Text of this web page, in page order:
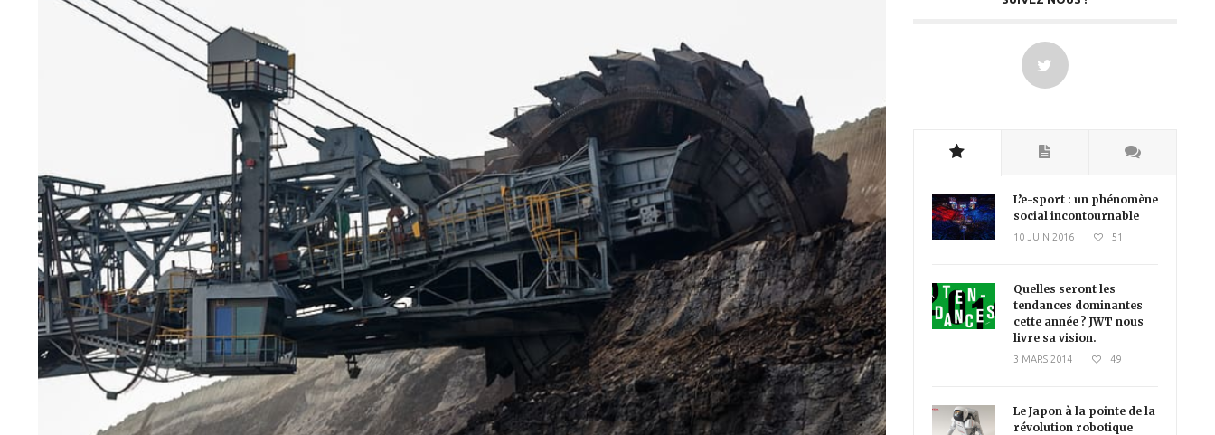
L’e-sport : un phénomène
social incontournable
10 JUIN 2016 51
Quelles seront les
tendances dominantes
cette année ? JWT nous
livre sa vision.
3 MARS 2014 49
Le Japon à la pointe de la
révolution robotique